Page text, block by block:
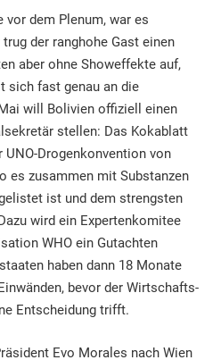
vor dem Plenum, war es
der ranghohe Gast einen
aber ohne Showeffekte auf,
sich fast genau an die
will Bolivien offiziell einen
stellen: Das Kokablatt
Drogenkonvention von
es zusammen mit Substanzen
ist und dem strengsten
wird ein Expertenkomitee
WHO ein Gutachten
haben dann 18 Monate
bevor der Wirtschafts-
Entscheidung trifft.
Evo Morales nach Wien